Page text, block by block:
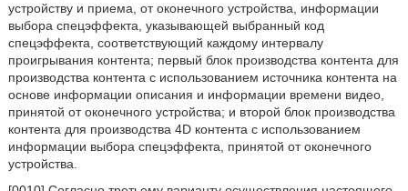
устройству и приема, от оконечного устройства, информации
выбора спецэффекта, указывающей выбранный код
спецэффекта, соответствующий каждому интервалу
проигрывания контента; первый блок производства контента для
производства контента с использованием источника контента на
основе информации описания и информации времени видео,
принятой от оконечного устройства; и второй блок производства
контента для производства 4D контента с использованием
информации выбора спецэффекта, принятой от оконечного
устройства.